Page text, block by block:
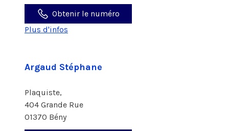
Obtenir le numéro
Plus d'infos
Argaud Stéphane
Plaquiste,
404 Grande Rue
01370 Bény